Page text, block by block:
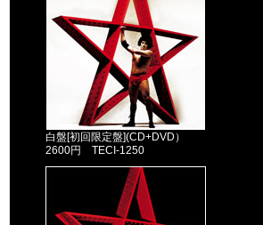
白盤[初回限定盤](CD+DVD）
2600円 TECI-1250